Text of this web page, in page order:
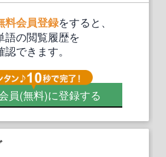
料会員登録をすると、
語の閲覧履歴を
認できます。
員(無料)に登録する